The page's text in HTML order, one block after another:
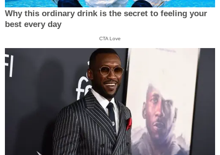
Why this ordinary drink is the secret to feeling your
best every day
CTA Love